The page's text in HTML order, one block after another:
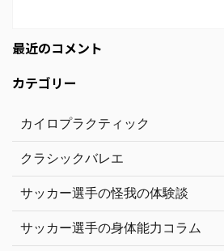
最近のコメント
カテゴリー
カイロプラクティック
クラシックバレエ
サッカー選手の怪我の体験談
サッカー選手の身体能力コラム